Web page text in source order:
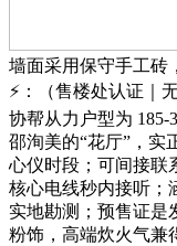
墙面采用保守手工砖
⚡：（售楼处认证｜
协帮从力户型为 185-
邵洵美的“花厅”，实
心仪时段；可间接联
核心电线秒内接听；
实地勘测；预售证是
粉饰，高端炊火气兼